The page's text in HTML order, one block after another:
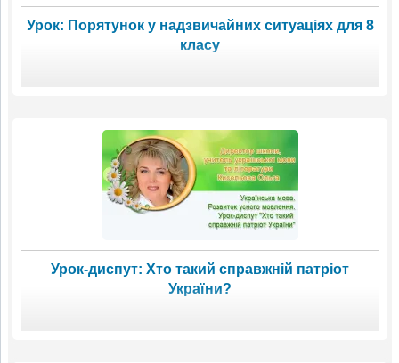
Урок: Порятунок у надзвичайних ситуаціях для 8
класу
Урок-диспут: Хто такий справжній патріот
України?